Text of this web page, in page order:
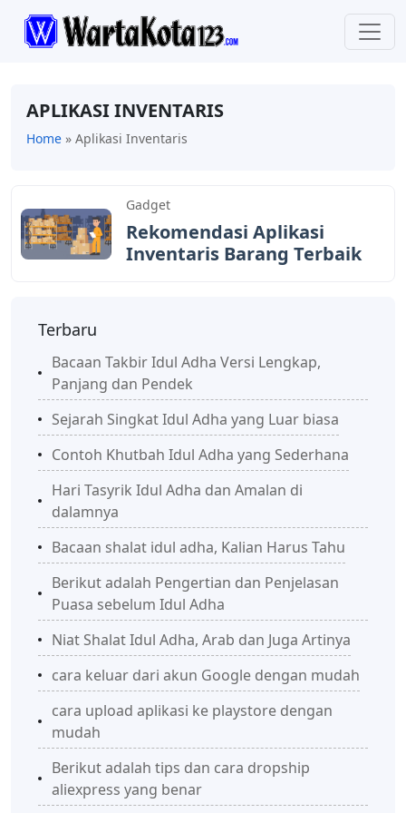
APLIKASI INVENTARIS
Home » Aplikasi Inventaris
Gadget
Rekomendasi Aplikasi
Inventaris Barang Terbaik
Terbaru
Bacaan Takbir Idul Adha Versi Lengkap,
Panjang dan Pendek
Sejarah Singkat Idul Adha yang Luar biasa
Contoh Khutbah Idul Adha yang Sederhana
Hari Tasyrik Idul Adha dan Amalan di
dalamnya
Bacaan shalat idul adha, Kalian Harus Tahu
Berikut adalah Pengertian dan Penjelasan
Puasa sebelum Idul Adha
Niat Shalat Idul Adha, Arab dan Juga Artinya
cara keluar dari akun Google dengan mudah
cara upload aplikasi ke playstore dengan
mudah
Berikut adalah tips dan cara dropship
aliexpress yang benar